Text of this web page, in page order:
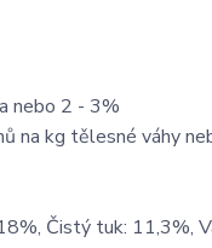
nebo 2 - 3%
na kg tělesné váhy
Čistý tuk: 11,3%,